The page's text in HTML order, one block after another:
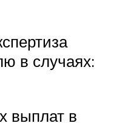
в случаях:
выплат в